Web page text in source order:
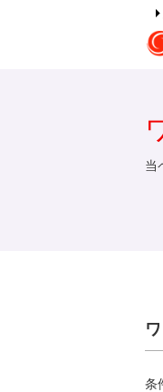
当
条